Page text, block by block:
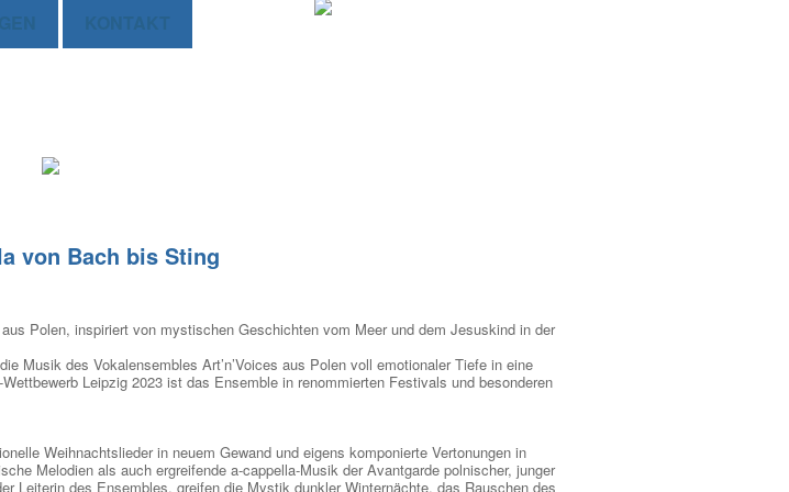
KONTAKT
von Bach bis Sting
Polen, inspiriert von mystischen Geschichten vom Meer und dem Jesuskind in der
Musik des Vokalensembles Art’n’Voices aus Polen voll emotionaler Tiefe in eine
Leipzig 2023 ist das Ensemble in renommierten Festivals und besonderen
Weihnachtslieder in neuem Gewand und eigens komponierte Vertonungen in
Melodien als auch ergreifende a-cappella-Musik der Avantgarde polnischer, junger
Leiterin des Ensembles, greifen die Mystik dunkler Winternächte, das Rauschen des